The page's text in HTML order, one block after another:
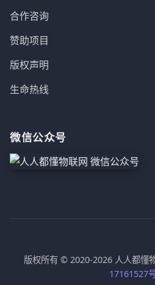
合作咨询
赞助项目
版权声明
生命热线
微信公众号
版权所有 © 2020-2026 人人都懂
17161527